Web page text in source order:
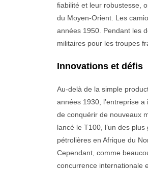
fiabilité et leur robustesse,
du Moyen-Orient. Les
années 1950. Pendant les
militaires pour les troupes
Innovations et défis
Au-delà de la simple
années 1930, l’entreprise
de conquérir de nouveaux
lancé le T100, l’un des
pétrolières en Afrique du
Cependant, comme
concurrence internationale